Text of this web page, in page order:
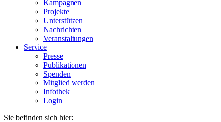
Kampagnen
Projekte
Unterstützen
Nachrichten
Veranstaltungen
Service
Presse
Publikationen
Spenden
Mitglied werden
Infothek
Login
Sie befinden sich hier: